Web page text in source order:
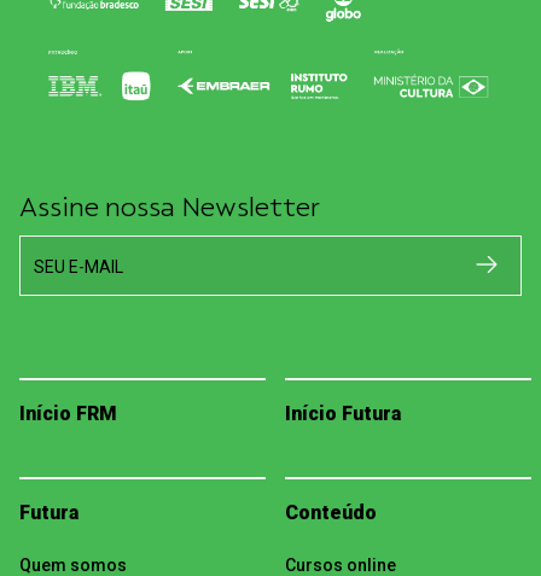
Assine nossa Newsletter
SEU E-MAIL
Início FRM Início Futura
Futura
Quem somos
Conteúdo
Cursos online